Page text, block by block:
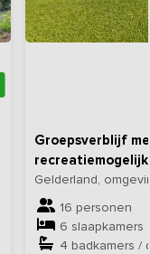
Groepsverblijf
Gelderland,
16 personen
6 slaapkamers
4 badkamers /